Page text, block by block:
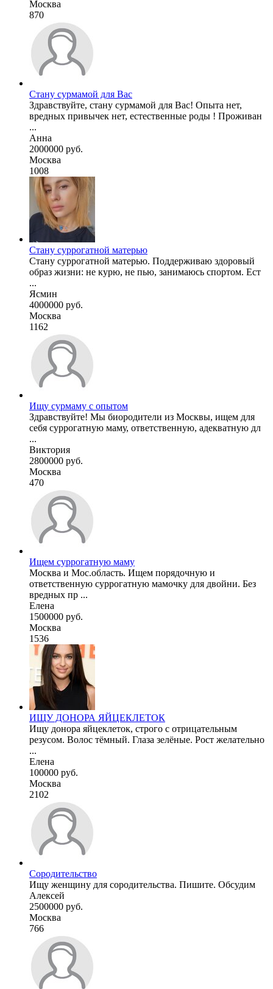
Москва
870
Стану сурмамой для Вас
Здравствуйте, стану сурмамой для Вас! Опыта нет,
вредных привычек нет, естественные роды ! Проживан
...
Анна
2000000 руб.
Москва
1008
Стану суррогатной матерью
Стану суррогатной матерью. Поддерживаю здоровый
образ жизни: не курю, не пью, занимаюсь спортом. Ест
...
Ясмин
4000000 руб.
Москва
1162
Ищу сурмаму с опытом
Здравствуйте! Мы биородители из Москвы, ищем для
себя суррогатную маму, ответственную, адекватную дл
...
Виктория
2800000 руб.
Москва
470
Ищем суррогатную маму
Москва и Мос.область. Ищем порядочную и
ответственную суррогатную мамочку для двойни. Без
вредных пр ...
Елена
1500000 руб.
Москва
1536
ИЩУ ДОНОРА ЯЙЦЕКЛЕТОК
Ищу донора яйцеклеток, строго с отрицательным
резусом. Волос тёмный. Глаза зелёные. Рост желательно
...
Елена
100000 руб.
Москва
2102
Сородительство
Ищу женщину для сородительства. Пишите. Обсудим
Алексей
2500000 руб.
Москва
766